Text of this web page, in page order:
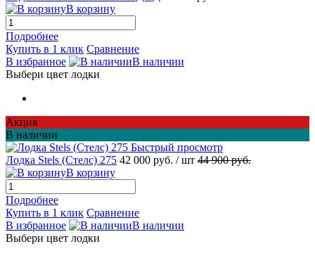
В корзину
Подробнее
Купить в 1 клик Сравнение
В избранное
В наличии
Выбери цвет лодки
Акция
В наличии
Быстрый просмотр
Лодка Stels (Стелс) 275 42 000 руб. / шт 44 900 руб.
В корзину
Подробнее
Купить в 1 клик Сравнение
В избранное
В наличии
Выбери цвет лодки